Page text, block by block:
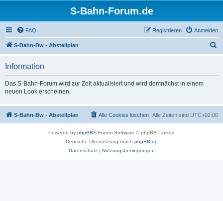
S-Bahn-Forum.de
FAQ Anmelden
Registrieren
S-Bahn-Bw - Abstellplan
Information
Das S-Bahn-Forum wird zur Zeit aktualisiert und wird demnächst in einem
neuen Look erscheinen.
S-Bahn-Bw - Abstellplan Alle Zeiten sind UTC+02:00
Alle Cookies löschen
Powered by phpBB® Forum Software © phpBB Limited
Deutsche Übersetzung durch phpBB.de
Datenschutz| Nutzungsbedingungen